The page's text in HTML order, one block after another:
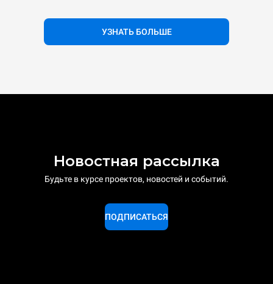
УЗНАТЬ БОЛЬШЕ
Новостная рассылка
Будьте в курсе проектов, новостей и событий.
ПОДПИСАТЬСЯ